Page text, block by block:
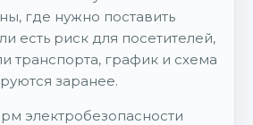
где нужно поставить
есть риск для посетителей,
транспорта, график и схема
заранее.
электробезопасности